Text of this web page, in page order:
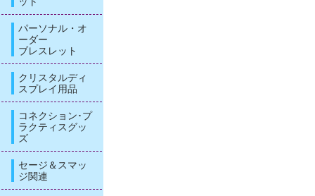
パーソナル・オ
ーダー
ブレスレット
クリスタルディ
スプレイ用品
コネクション･プ
ラクティスグッ
ズ
セージ＆スマッ
ジ関連